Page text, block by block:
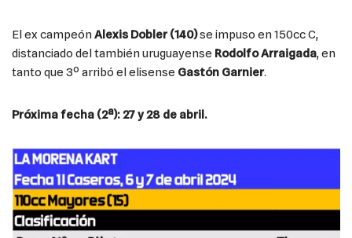
El ex campeónAlexis Dobler (140)se impuso en 150cc C,
distanciado del también uruguayense Rodolfo Arraigada, en
tanto que 3º arribó el elisense Gastón Garnier.
Próxima fecha (2ª): 27 y 28 de abril.